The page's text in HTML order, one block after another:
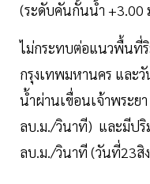
(ระดับคันกั้นน้ำ +3.00
ไม่กระทบต่อแนวพื้นที่ริ
กรุงเทพมหานคร และ
น้ำผ่านเขื่อนเจ้าพระย
ลบ.ม./วินาที) และมีปริ
ลบ.ม./วินาที (วันที่23สิ